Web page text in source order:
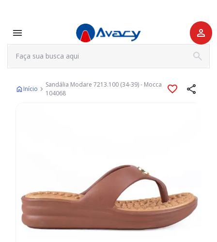
Início
Sandália Modare 7213.100 (34-39) - Mocca
104068